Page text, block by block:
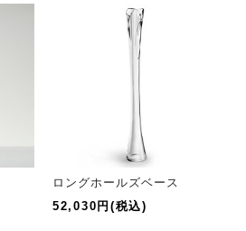
ロングホールズベース
52,030円(税込)